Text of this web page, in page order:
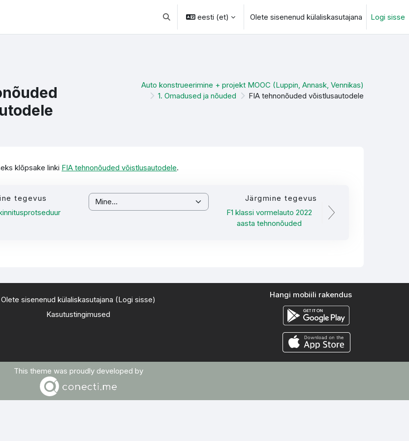
Lülitab otsingu sisendi
eesti ‎(et)‎ Olete sisenenud külaliskasutajana
Logi sisse
Auto konstrueerimine + projekt MOOC (Luppin, Annask, Vennikas)
1. Omadused ja nõuded
FIA tehnonõuded võistlusautodele
klõpsake linki FIA tehnonõuded võistlusautodele.
tegevus
Mine...
Järgmine tegevus
F1 klassi vormelauto 2022
aasta tehnonõuded
Olete sisenenud külaliskasutajana (Logi sisse)
Kasutustingimused
Hangi mobiili rakendus
This theme was proudly developed by